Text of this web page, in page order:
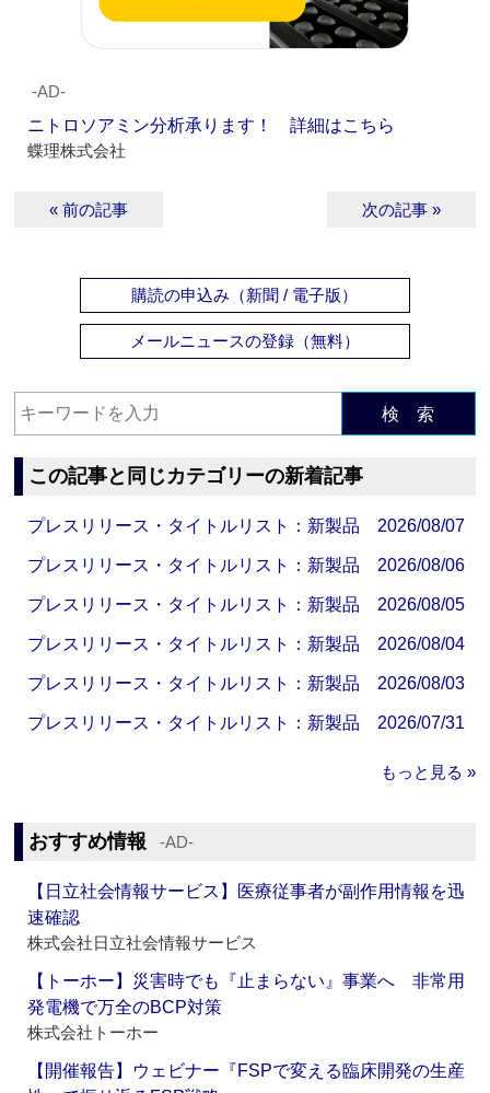
‐AD‐
ニトロソアミン分析承ります！ 詳細はこちら
蝶理株式会社
« 前の記事 次の記事 »
購読の申込み（新聞 / 電子版）
メールニュースの登録（無料）
検 索
この記事と同じカテゴリーの新着記事
プレスリリース・タイトルリスト：新製品 2026/08/07
プレスリリース・タイトルリスト：新製品 2026/08/06
プレスリリース・タイトルリスト：新製品 2026/08/05
プレスリリース・タイトルリスト：新製品 2026/08/04
プレスリリース・タイトルリスト：新製品 2026/08/03
プレスリリース・タイトルリスト：新製品 2026/07/31
もっと見る »
おすすめ情報 ‐AD‐
【日立社会情報サービス】医療従事者が副作用情報を迅
速確認
株式会社日立社会情報サービス
【トーホー】災害時でも『止まらない』事業へ 非常用
発電機で万全のBCP対策
株式会社トーホー
【開催報告】ウェビナー『FSPで変える臨床開発の生産